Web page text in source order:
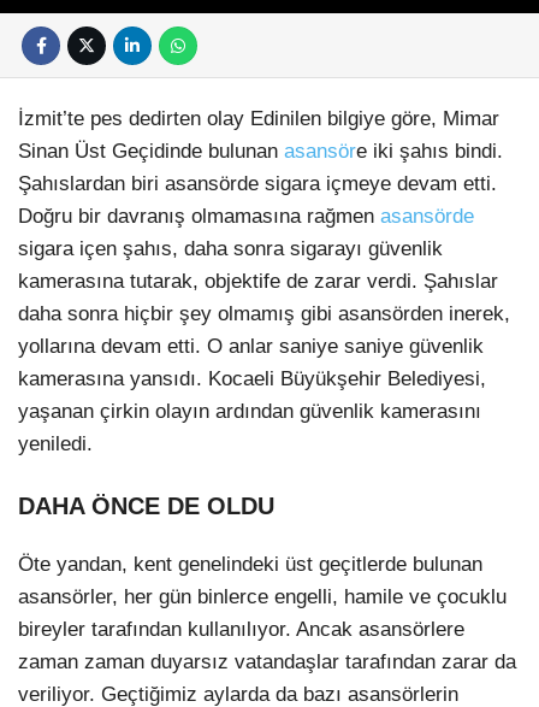
İzmit’te pes dedirten olay Edinilen bilgiye göre, Mimar
Sinan Üst Geçidinde bulunan asansöre iki şahıs bindi.
Şahıslardan biri asansörde sigara içmeye devam etti.
Doğru bir davranış olmamasına rağmen asansörde
sigara içen şahıs, daha sonra sigarayı güvenlik
kamerasına tutarak, objektife de zarar verdi. Şahıslar
daha sonra hiçbir şey olmamış gibi asansörden inerek,
yollarına devam etti. O anlar saniye saniye güvenlik
kamerasına yansıdı. Kocaeli Büyükşehir Belediyesi,
yaşanan çirkin olayın ardından güvenlik kamerasını
yeniledi.
DAHA ÖNCE DE OLDU
Öte yandan, kent genelindeki üst geçitlerde bulunan
asansörler, her gün binlerce engelli, hamile ve çocuklu
bireyler tarafından kullanılıyor. Ancak asansörlere
zaman zaman duyarsız vatandaşlar tarafından zarar da
veriliyor. Geçtiğimiz aylarda da bazı asansörlerin